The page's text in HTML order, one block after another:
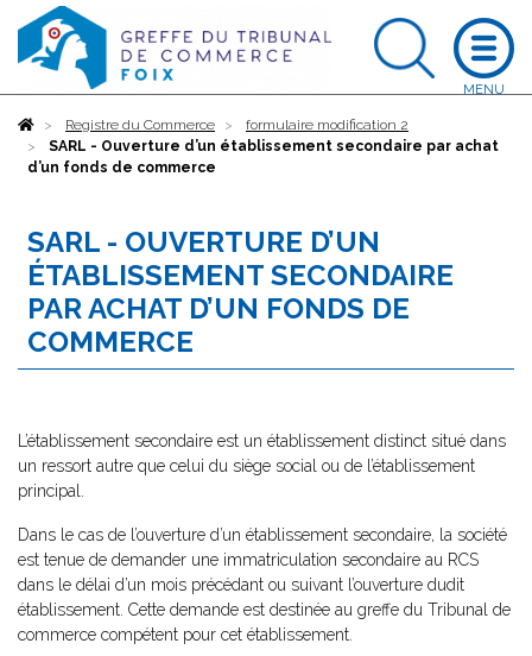
AccueilRegistre du Commerce
formulaire modification 2
SARL - Ouverture d’un établissement secondaire par achat
d’un fonds de commerce
SARL - OUVERTURE D’UN
ÉTABLISSEMENT SECONDAIRE
PAR ACHAT D’UN FONDS DE
COMMERCE
L’établissement secondaire est un établissement distinct situé dans
un ressort autre que celui du siège social ou de l’établissement
principal.
Dans le cas de l’ouverture d’un établissement secondaire, la société
est tenue de demander une immatriculation secondaire au RCS
dans le délai d’un mois précédant ou suivant l’ouverture dudit
établissement. Cette demande est destinée au greffe du Tribunal de
commerce compétent pour cet établissement.